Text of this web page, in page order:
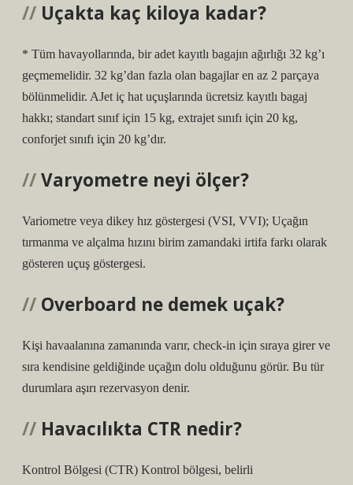
Uçakta kaç kiloya kadar?
* Tüm havayollarında, bir adet kayıtlı bagajın ağırlığı 32 kg’ı
geçmemelidir. 32 kg’dan fazla olan bagajlar en az 2 parçaya
bölünmelidir. AJet iç hat uçuşlarında ücretsiz kayıtlı bagaj
hakkı; standart sınıf için 15 kg, extrajet sınıfı için 20 kg,
conforjet sınıfı için 20 kg’dır.
Varyometre neyi ölçer?
Variometre veya dikey hız göstergesi (VSI, VVI); Uçağın
tırmanma ve alçalma hızını birim zamandaki irtifa farkı olarak
gösteren uçuş göstergesi.
Overboard ne demek uçak?
Kişi havaalanına zamanında varır, check-in için sıraya girer ve
sıra kendisine geldiğinde uçağın dolu olduğunu görür. Bu tür
durumlara aşırı rezervasyon denir.
Havacılıkta CTR nedir?
Kontrol Bölgesi (CTR) Kontrol bölgesi, belirli